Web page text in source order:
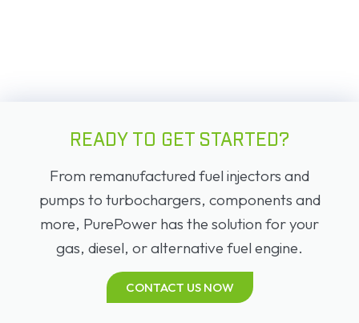
READY TO GET STARTED?
From remanufactured fuel injectors and
pumps to turbochargers, components and
more, PurePower has the solution for your
gas, diesel, or alternative fuel engine.
CONTACT US NOW